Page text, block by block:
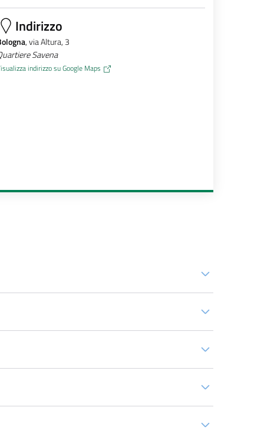
Indirizzo
, via Altura, 3
Savena
indirizzo su Google Maps